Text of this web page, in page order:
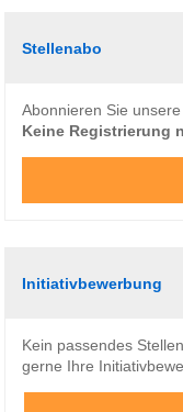
Stellenabo
Abonnieren Sie
Keine Registrierung
Initiativbewerbung
Kein passendes
gerne Ihre